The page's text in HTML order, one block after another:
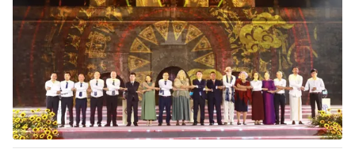
Thế giới
Tin tức
Thế giới đó đây
Câu chuyện quốc tế
Kinh tế
Tài chính
Thị trường
Dữ liệu và đời sống